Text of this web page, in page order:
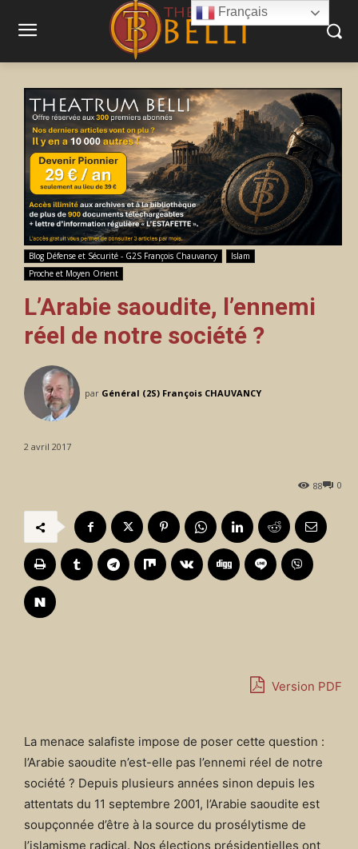
Blog Défense et Sécurité - G2S François Chauvancy
Islam
Proche et Moyen Orient
L’Arabie saoudite, l’ennemi
réel de notre société ?
par Général (2S) François CHAUVANCY
2 avril 2017
0
88
Version PDF
La menace salafiste impose de poser cette question :
l’Arabie saoudite n’est-elle pas l’ennemi réel de notre
société ? Depuis plusieurs années sinon depuis les
attentats du 11 septembre 2001, l’Arabie saoudite est
soupçonnée d’être à la source du prosélytisme de
l’islamisme radical. Nos élections présidentielles ont
Français